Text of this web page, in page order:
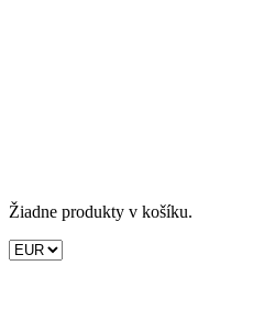
Žiadne produkty v košíku.